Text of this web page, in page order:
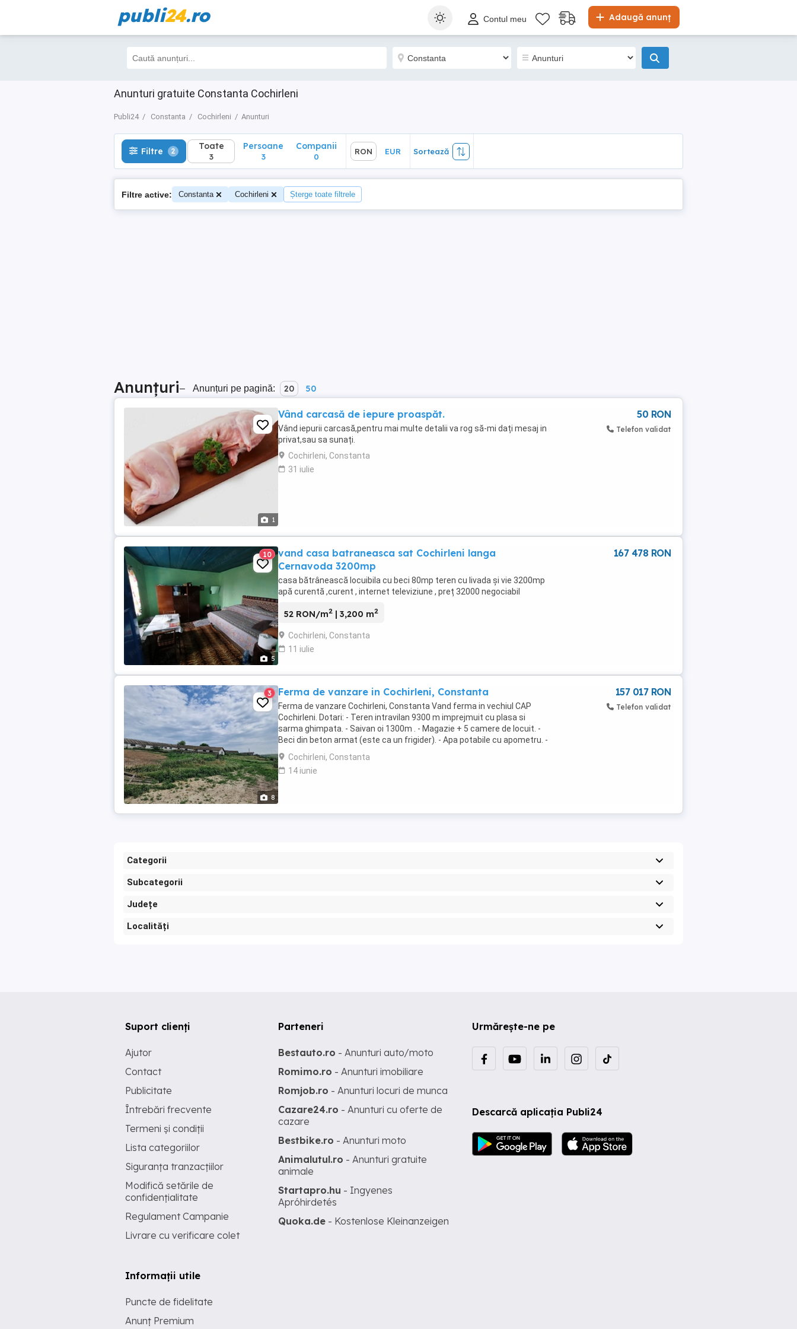
publi24.ro Adaugă anunț
Contul meu
Anunturi gratuite Constanta Cochirleni
Publi24 Constanta Cochirleni Anunturi
Filtre 2 Toate
3
Sortează
Filtre 2 Toate
3
Persoane
3
Companii
0
RON EUR Sortează
Filtre active: Constanta Cochirleni Șterge toate filtrele
Anunțuri– Anunțuri pe pagină: 20 50
1
Vând carcasă de iepure proaspăt.
Vând iepurii carcasă,pentru mai multe detalii va rog să-mi dați mesaj in
privat,sau sa sunați.
Cochirleni, Constanta
31 iulie
50 RON
Telefon validat
5
10
vand casa batraneasca sat Cochirleni langa
Cernavoda 3200mp
casa bătrânească locuibila cu beci 80mp teren cu livada și vie 3200mp
apă curentă ,curent , internet televiziune , preț 32000 negociabil
52 RON/m2 | 3,200 m2
Cochirleni, Constanta
11 iulie
167 478 RON
8
3 Ferma de vanzare in Cochirleni, Constanta
Ferma de vanzare Cochirleni, Constanta Vand ferma in vechiul CAP
Cochirleni. Dotari: - Teren intravilan 9300 m imprejmuit cu plasa si
sarma ghimpata. - Saivan oi 1300m . - Magazie + 5 camere de locuit. -
Beci din beton armat (este ca un frigider). - Apa potabile cu apometru. -
Canalizare. - Transformator ...
Cochirleni, Constanta
14 iunie
157 017 RON
Telefon validat
Categorii
Subcategorii
Județe
Localități
Urmărește-ne pe
Descarcă aplicația Publi24
Suport clienți
Ajutor
Contact
Publicitate
Întrebări frecvente
Termeni și condiții
Lista categoriilor
Siguranța tranzacțiilor
Modifică setările de
confidențialitate
Regulament Campanie
Livrare cu verificare colet
Informații utile
Puncte de fidelitate
Anunț Premium
Parteneri
Bestauto.ro - Anunturi auto/moto
Romimo.ro - Anunturi imobiliare
Romjob.ro - Anunturi locuri de munca
Cazare24.ro - Anunturi cu oferte de
cazare
Bestbike.ro - Anunturi moto
Animalutul.ro - Anunturi gratuite
animale
Startapro.hu - Ingyenes
Apróhirdetés
Quoka.de - Kostenlose Kleinanzeigen